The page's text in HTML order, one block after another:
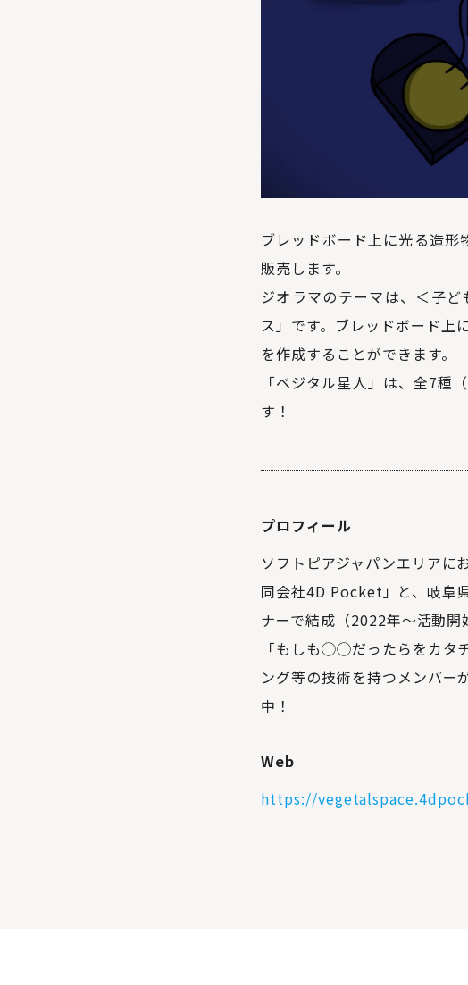
ブレッドボード上に光る造
販売します。
ジオラマのテーマは、＜子
ス」です。ブレッドボード上
を作成することができます。
「ベジタル星人」は、全7種
す！
プロフィール
ソフトピアジャパンエリアに
同会社4D Pocket」と、岐阜
ナーで結成（2022年〜活動開
「もしも◯◯だったらをカタ
ング等の技術を持つメンバー
中！
Web
https://